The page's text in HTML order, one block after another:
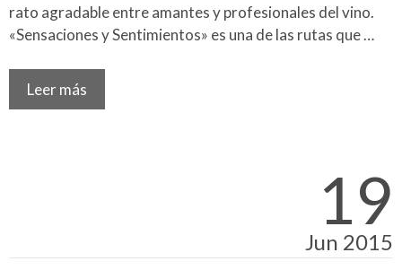
rato agradable entre amantes y profesionales del vino.
«Sensaciones y Sentimientos» es una de las rutas que …
Leer más
19
Jun 2015